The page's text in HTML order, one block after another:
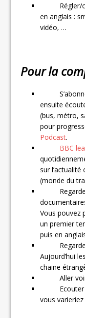
Régler/
en anglais :
vidéo, …
Pour la
S’abonner
ensuite
(bus, métro,
pour
Podcast.
BBC
sur
(monde du
Regarder
Vous pouvez
un premier
puis en
Regarder
Aujourd’hui
chaine
Aller voir
Ecouter
vous